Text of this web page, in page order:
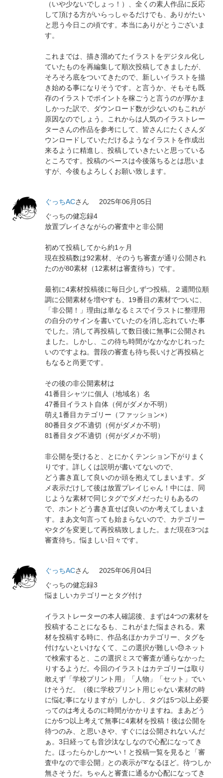
（いや少ないでしょっ！）、全くの素人作品に反応
して頂ける方がいらっしゃるだけでも、ありがたい
と思う今日この頃です。本当にありがとうございま
す。
これまでは、描き溜めてたイラストをデジタル化し
ていたものを再編集して順次投稿してきましたが、
そろそろ底をついてきたので、新しいイラストを描
き始める事になりそうです。と言うか、そもそも既
存のイラストでポイントを稼ごうと言うのが厚かま
しかった訳で、ダウンロード数が少ないのもこれが
原因なのでしょう。これからは人気のイラストレー
ターさんの作品を参考にして、皆さんにたくさんダ
ウンロードしていただけるようなイラストを作成出
来るように精進し、投稿していきたいと思っている
ところです。投稿のペースは今後落ちるとは思いま
すが、今後もよろしくお願い致します。
ぐっちACさん
2025年06月05日
ぐっちの健忘録4
放置プレイさながらの審査中と非公開
初めて投稿してから約1ヶ月
現在投稿数は92素材、そのうち審査が通り公開され
たのが80素材（12素材は審査待ち）です。
最初に4素材投稿後に毎日少しずつ投稿。２週間位順
調に公開素材を増やすも、19番目の素材でついに、
「非公開！」理由は単なるミスでイラストに整理用
の自分のサインを書いていたのを消し忘れていた事
でした。消して再投稿して数日後に無事に公開され
ました。しかし、この待ち時間がなかなかじれった
いのですよね。普段の審査も待ち長いけど再投稿と
もなると尚更です。
その後の非公開素材は
41番目シャツに個人（地域名）名
47番目イラスト自体（何がダメか不明）
萌え1番目カテゴリー（ファッション×）
80番目タグ不適切（何がダメか不明）
81番目タグ不適切（何がダメか不明）
非公開を受けると、とにかくテンション下がりまく
りです。詳しくは説明が書いてないので、
どう書き直して良いのか頭を抱えてしまいます。ダ
メ表示だけして後は放置プレイじゃん！中には、同
じような素材で同じタグでダメだったりもあるの
で、ホントどう書き直せば良いのか考えてしまいま
す。まあ文句言っても始まらないので、カテゴリー
やタグを変更して再投稿致しました。まだ現在3つは
審査待ち。悩ましい日々です。
ぐっちACさん
2025年06月04日
ぐっちの健忘録3
悩ましいカテゴリーとタグ付け
イラストレーターの本人確認後、まずは4つの素材を
投稿することになるも、これがまた悩まされる。素
材を投稿する時に、作品名ほかカテゴリー、タグを
付けないといけなくて、この選択が難しい😓ネット
で検索すると、この選択ミスで審査が通らなかった
りするようだ。今回のイラストはカテゴリーは取り
敢えず「学校プリント用」「人物」「セット」でい
けそうだ。（後に学校プリント用じゃない素材の時
に悩む事になりますが）しかし、タグは5つ以上必要
ってのは考えるのに時間がかかりますね。まあどう
にか5つ以上考えて無事に4素材を投稿！後は公開を
待つのみ、と思いきや、すぐには公開されないんだ
ぁ。3日経っても音沙汰なしなので心配になってき
た。ほったらかしか〜い！と投稿一覧を見ると「審
査中なので非公開」との表示が➰なるほど。待つしか
無さそうだ。ちゃんと審査に通るか心配になってき